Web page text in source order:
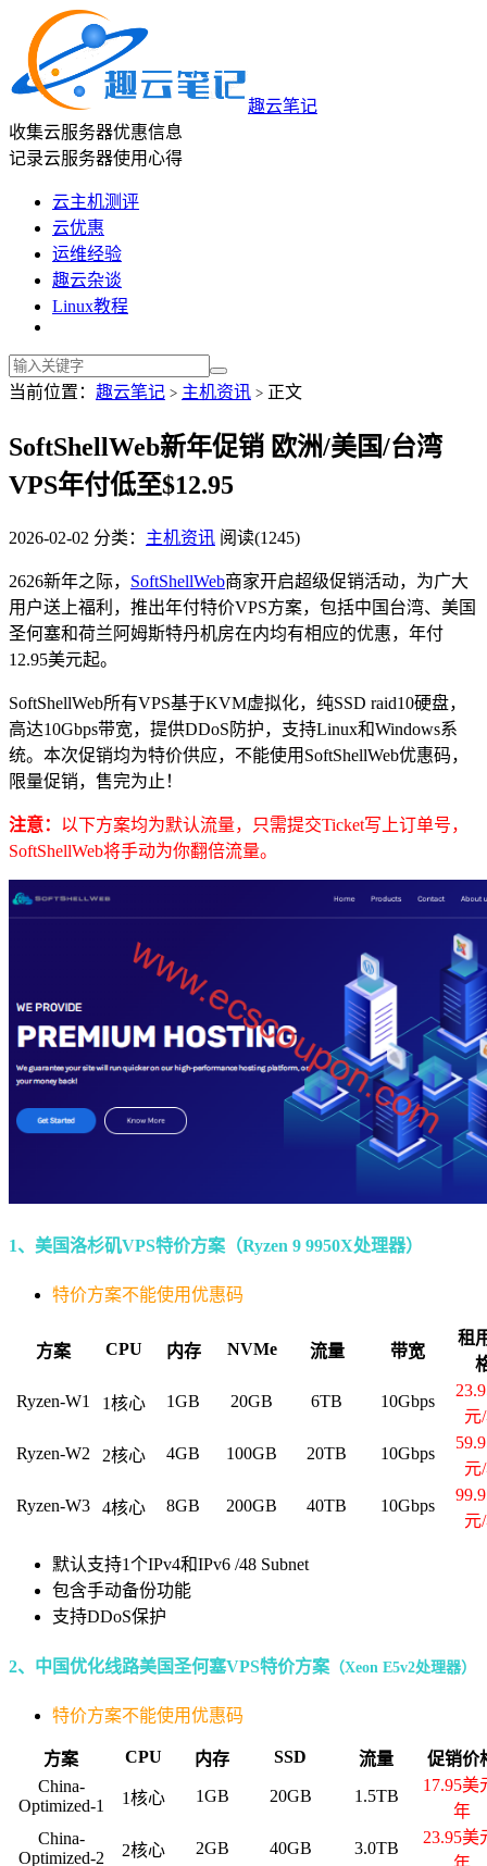
趣云笔记
收集云服务器优惠信息
记录云服务器使用心得
云主机测评
云优惠
运维经验
趣云杂谈
Linux教程
当前位置： 趣云笔记 > 主机资讯 > 正文
SoftShellWeb新年促销 欧洲/美国/台湾
VPS年付低至$12.95
2026-02-02 分类： 主机资讯 阅读(1245)
2626新年之际， SoftShellWeb商家开启超级促销活动，为广大
用户送上福利，推出年付特价VPS方案，包括中国台湾、美国
圣何塞和荷兰阿姆斯特丹机房在内均有相应的优惠，年付
12.95美元起。
SoftShellWeb所有VPS基于KVM虚拟化，纯SSD raid10硬盘，
高达10Gbps带宽，提供DDoS防护，支持Linux和Windows系
统。本次促销均为特价供应，不能使用SoftShellWeb优惠码，
限量促销，售完为止！
注意： 以下方案均为默认流量，只需提交Ticket写上订单号，
SoftShellWeb将手动为你翻倍流量。
1、美国洛杉矶VPS特价方案（Ryzen 9 9950X处理器）
特价方案不能使用优惠码
方案 CPU 内存 NVMe 流量 带宽
租
Ryzen-W1
1核心 1GB 20GB 6TB 10Gbps
元
Ryzen-W2
2核心 4GB 100GB 20TB 10Gbps
元
Ryzen-W3
4核心 8GB 200GB 40TB 10Gbps
元
默认支持1个IPv4和IPv6 /48 Subnet
包含手动备份功能
支持DDoS保护
2、中国优化线路美国圣何塞VPS特价方案 （Xeon E5v2处理器）
特价方案不能使用优惠码
方案 CPU 内存 SSD 流量
促销价
China-
Optimized-1
1核心 1GB 20GB 1.5TB
17.95美
年
China-
Optimized-2
2核心 2GB 40GB 3.0TB
23.95美